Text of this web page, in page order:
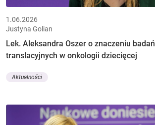
1.06.2026
Justyna Golian
Lek. Aleksandra Oszer o znaczeniu badań
translacyjnych w onkologii dziecięcej
Aktualności